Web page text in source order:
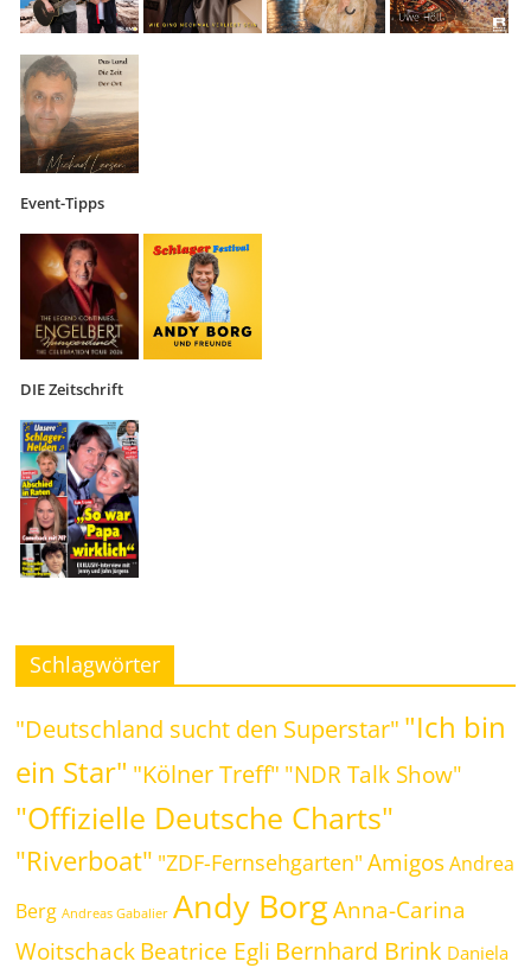
Event-Tipps
DIE Zeitschrift
Schlagwörter
"Deutschland sucht den Superstar" "Ich bin
ein Star" "Kölner Treff" "NDR Talk Show"
"Offizielle Deutsche Charts"
"Riverboat" "ZDF-Fernsehgarten" Amigos Andrea
Berg Andreas Gabalier Andy Borg Anna-Carina
WoitschackBeatrice Egli Bernhard Brink Daniela